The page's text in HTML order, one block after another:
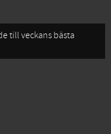
till veckans bästa